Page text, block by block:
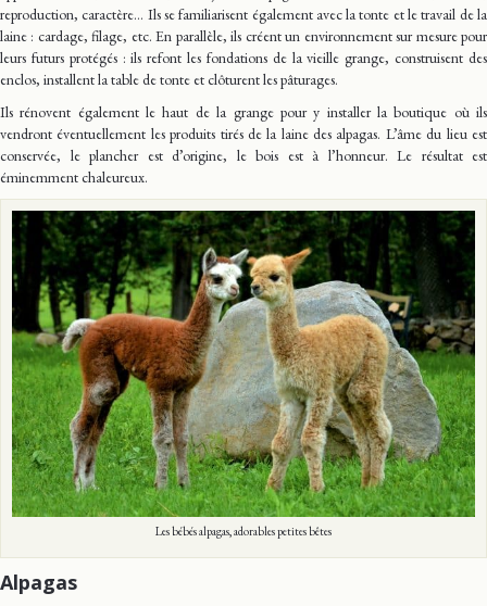
reproduction, caractère… Ils se familiarisent également avec la tonte et le travail de la
laine : cardage, filage, etc. En parallèle, ils créent un environnement sur mesure pour
leurs futurs protégés : ils refont les fondations de la vieille grange, construisent des
enclos, installent la table de tonte et clôturent les pâturages.
Ils rénovent également le haut de la grange pour y installer la boutique où ils
vendront éventuellement les produits tirés de la laine des alpagas. L’âme du lieu est
conservée, le plancher est d’origine, le bois est à l’honneur. Le résultat est
éminemment chaleureux.
Les bébés alpagas, adorables petites bêtes
Alpagas